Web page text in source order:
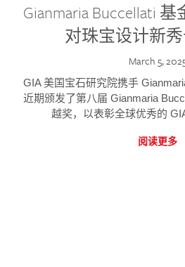
Gianmaria Buccellati
对珠宝设计新
March 5,
GIA 美国宝石研究院携手
近期颁发了第八届 Gianmaria
越奖，以表彰全球优秀的
阅读更多